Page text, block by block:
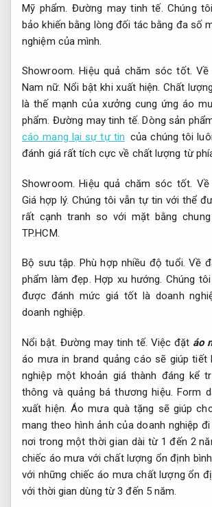
Mỹ phẩm.
Đường may tinh tế. Chúng
bảo khiến bằng lòng đối tác bằng đa số
nghiệm của mình.
Showroom. Hiệu quả chăm sóc tốt. Về
Nam nữ. Nổi bật khi xuất hiện. Chất
là thế mạnh của xưởng cung ứng áo
phẩm. Đường may tinh tế. Dòng sản
cáo mang lại sự tự tin của chúng tôi
đánh giá rất tích cực về chất lượng từ
Showroom. Hiệu quả chăm sóc tốt. Về
Giá hợp lý. Chúng tôi vẫn tự tin với thể
rất cạnh tranh so với mặt bằng
TP.HCM.
Bộ sưu tập. Phù hợp nhiều độ tuổi. Về
phẩm làm đẹp. Hợp xu hướng. Chúng
được đánh mức giá tốt là doanh
doanh nghiệp.
Nổi bật. Đường may tinh tế. Việc đặt áo
áo mưa in brand quảng cáo sẽ giúp tiết
nghiệp một khoản giá thành đáng kể
thông và quảng bá thương hiệu.Form
xuất hiện. Áo mưa quà tặng sẽ giúp
mang theo hình ảnh của doanh nghiệp
nơi trong một thời gian dài từ 1 đến 2
chiếc áo mưa với chất lượng ổn định
với những chiếc áo mưa chất lượng ổn
với thời gian dùng từ 3 đến 5 năm.